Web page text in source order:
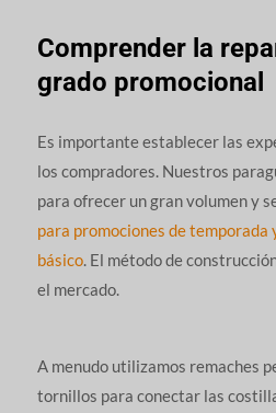
Comprender la
grado promocional
Es importante establecer las
los compradores. Nuestros
para ofrecer un gran volumen y
para promociones de
básico. El método de
el mercado.
A menudo utilizamos remaches
tornillos para conectar las